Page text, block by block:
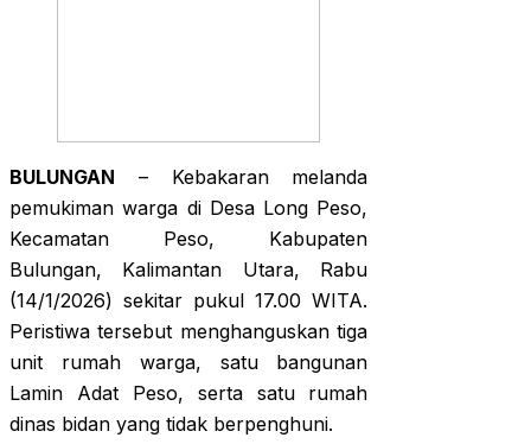
BULUNGAN – Kebakaran melanda
pemukiman warga di Desa Long Peso,
Kecamatan Peso, Kabupaten
Bulungan, Kalimantan Utara, Rabu
(14/1/2026) sekitar pukul 17.00 WITA.
Peristiwa tersebut menghanguskan tiga
unit rumah warga, satu bangunan
Lamin Adat Peso, serta satu rumah
dinas bidan yang tidak berpenghuni.